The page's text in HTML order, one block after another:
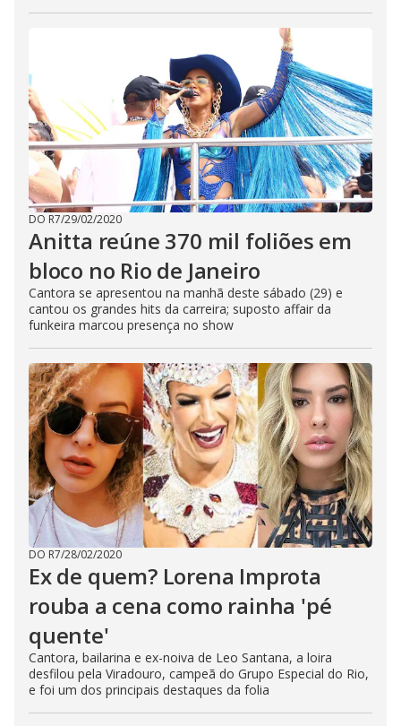
DO R7/29/02/2020
Anitta reúne 370 mil foliões em
bloco no Rio de Janeiro
Cantora se apresentou na manhã deste sábado (29) e
cantou os grandes hits da carreira; suposto affair da
funkeira marcou presença no show
DO R7/28/02/2020
Ex de quem? Lorena Improta
rouba a cena como rainha 'pé
quente'
Cantora, bailarina e ex-noiva de Leo Santana, a loira
desfilou pela Viradouro, campeã do Grupo Especial do Rio,
e foi um dos principais destaques da folia